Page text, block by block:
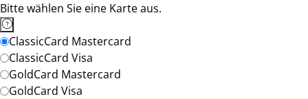
Bitte wählen Sie eine Karte aus.
ClassicCard Mastercard
ClassicCard Visa
GoldCard Mastercard
GoldCard Visa